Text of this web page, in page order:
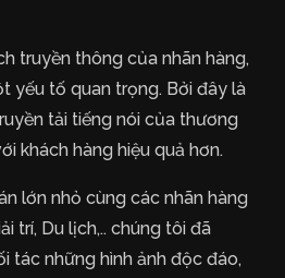
truyền thông của nhãn hàng,
yếu tố quan trọng. Bởi đây là
tải tiếng nói của thương
khách hàng hiệu quả hơn.
lớn nhỏ cùng các nhãn hàng
trí, Du lịch,.. chúng tôi đã
tác những hình ảnh độc đáo,